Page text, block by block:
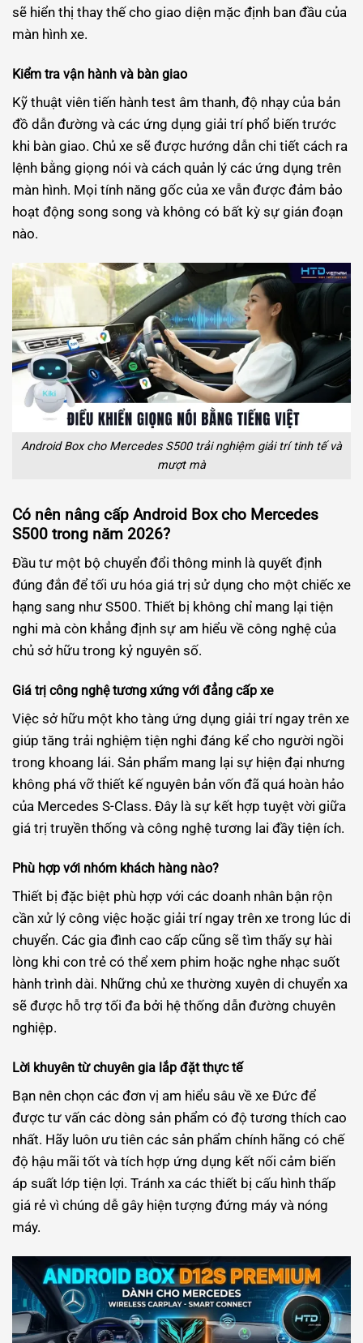
sẽ hiển thị thay thế cho giao diện mặc định ban đầu của
màn hình xe.
Kiểm tra vận hành và bàn giao
Kỹ thuật viên tiến hành test âm thanh, độ nhạy của bản
đồ dẫn đường và các ứng dụng giải trí phổ biến trước
khi bàn giao. Chủ xe sẽ được hướng dẫn chi tiết cách ra
lệnh bằng giọng nói và cách quản lý các ứng dụng trên
màn hình. Mọi tính năng gốc của xe vẫn được đảm bảo
hoạt động song song và không có bất kỳ sự gián đoạn
nào.
Android Box cho Mercedes S500 trải nghiệm giải trí tinh tế và
mượt mà
Có nên nâng cấp Android Box cho Mercedes
S500 trong năm 2026?
Đầu tư một bộ chuyển đổi thông minh là quyết định
đúng đắn để tối ưu hóa giá trị sử dụng cho một chiếc xe
hạng sang như S500. Thiết bị không chỉ mang lại tiện
nghi mà còn khẳng định sự am hiểu về công nghệ của
chủ sở hữu trong kỷ nguyên số.
Giá trị công nghệ tương xứng với đẳng cấp xe
Việc sở hữu một kho tàng ứng dụng giải trí ngay trên xe
giúp tăng trải nghiệm tiện nghi đáng kể cho người ngồi
trong khoang lái. Sản phẩm mang lại sự hiện đại nhưng
không phá vỡ thiết kế nguyên bản vốn đã quá hoàn hảo
của Mercedes S-Class. Đây là sự kết hợp tuyệt vời giữa
giá trị truyền thống và công nghệ tương lai đầy tiện ích.
Phù hợp với nhóm khách hàng nào?
Thiết bị đặc biệt phù hợp với các doanh nhân bận rộn
cần xử lý công việc hoặc giải trí ngay trên xe trong lúc di
chuyển. Các gia đình cao cấp cũng sẽ tìm thấy sự hài
lòng khi con trẻ có thể xem phim hoặc nghe nhạc suốt
hành trình dài. Những chủ xe thường xuyên di chuyển xa
sẽ được hỗ trợ tối đa bởi hệ thống dẫn đường chuyên
nghiệp.
Lời khuyên từ chuyên gia lắp đặt thực tế
Bạn nên chọn các đơn vị am hiểu sâu về xe Đức để
được tư vấn các dòng sản phẩm có độ tương thích cao
nhất. Hãy luôn ưu tiên các sản phẩm chính hãng có chế
độ hậu mãi tốt và tích hợp ứng dụng kết nối cảm biến
áp suất lớp tiện lợi. Tránh xa các thiết bị cấu hình thấp
giá rẻ vì chúng dễ gây hiện tượng đứng máy và nóng
máy.